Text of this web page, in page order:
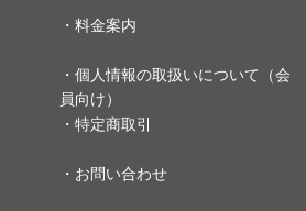
・料金案内
・個人情報の取扱いについて（会
員向け）
・特定商取引
・お問い合わせ